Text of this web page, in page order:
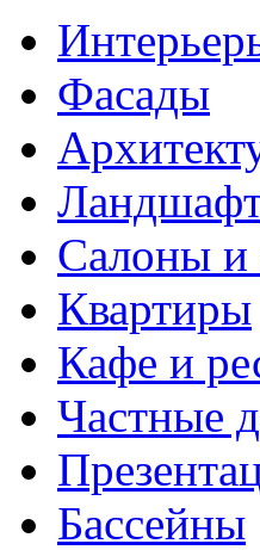
Фасады
Салоны
Квартиры
Кафе и
Частные
Бассейны